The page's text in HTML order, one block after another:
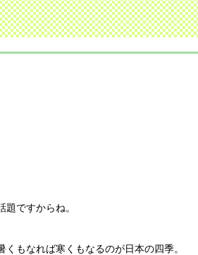
ですからね。
もなれば寒くもなるのが日本の四季。